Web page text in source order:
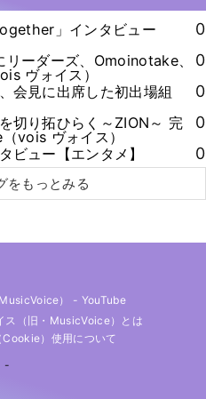
」インタビュー
0
リーダーズ、Omoinotake、
ヴォイス）
0
会見に出席した初出場組
0
切り拓ひらく～ZION～ 完
vois ヴォイス）
0
ビュー【エンタメ】 0
をもっとみる
） - YouTube
ス（旧・MusicVoice）とは
cookie）使用について
-